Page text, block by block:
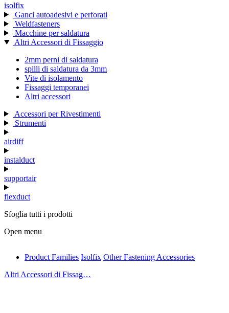
isolfix
Ganci autoadesivi e perforati
Weldfasteners
Macchine per saldatura
Altri Accessori di Fissaggio
2mm perni di saldatura
spilli di saldatura da 3mm
Vite di isolamento
Fissaggi temporanei
Altri accessori
Accessori per Rivestimenti
Strumenti
airdiff
instalduct
supportair
flexduct
Sfoglia tutti i prodotti
Open menu
antivib
isolfix
Product Families Isolfix Other Fastening Accessories
Altri Accessori di Fissag…